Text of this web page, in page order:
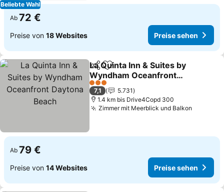
Beliebte Wahl
Ab 72 €
Preise von 18 Websites Preise sehen
TeilenZu Favoriten hinzufügen
La Quinta Inn & Suites by
Wyndham Oceanfront
Daytona Beach
3 Sterne
7,1
5.731
1.4 km bis Drive4Copd 300
Zimmer mit Meerblick und Balkon
Ab 79 €
Preise von 14 Websites Preise sehen